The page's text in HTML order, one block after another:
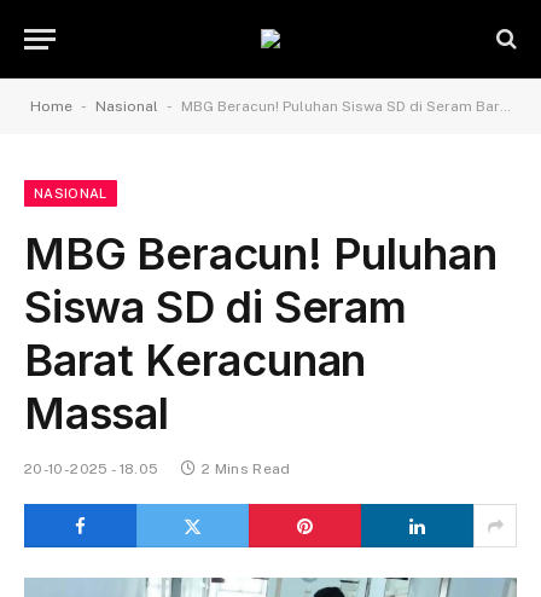
Home - Nasional - MBG Beracun! Puluhan Siswa SD di Seram Barat Keracunan Massal
NASIONAL
MBG Beracun! Puluhan
Siswa SD di Seram
Barat Keracunan
Massal
20-10-2025 - 18.05 2 Mins Read